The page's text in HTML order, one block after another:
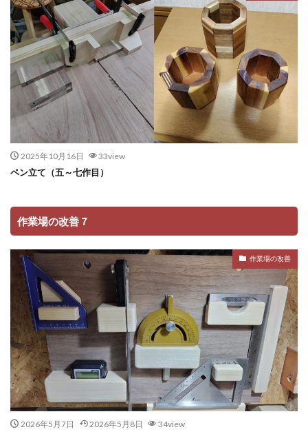
2025年10月16日 33view
ペン立て（五～七作目）
作業場の改善７
作業場の改善
2026年5月7日 2026年5月8日 34view